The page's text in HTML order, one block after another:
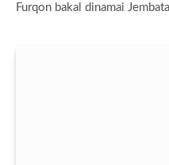
Furqon bakal dinamai